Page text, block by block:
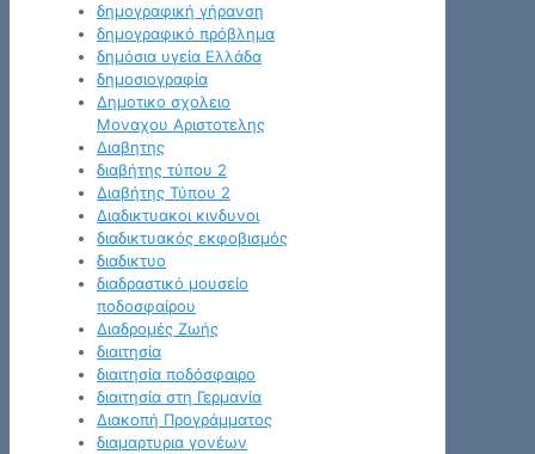
δημογραφική γήρανση
δημογραφικό πρόβλημα
δημόσια υγεία Ελλάδα
δημοσιογραφία
Δημοτικο σχολειο
Μοναχου Αριστοτελης
Διαβητης
διαβήτης τύπου 2
Διαβήτης Τύπου 2
Διαδικτυακοι κινδυνοι
διαδικτυακός εκφοβισμός
διαδικτυο
διαδραστικό μουσείο
ποδοσφαίρου
Διαδρομές Ζωής
διαιτησία
διαιτησία ποδόσφαιρο
διαιτησία στη Γερμανία
Διακοπή Προγράμματος
διαμαρτυρια γονέων